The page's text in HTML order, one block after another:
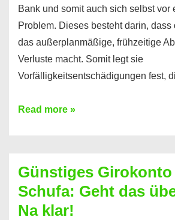
Bank und somit auch sich selbst vor
Problem. Dieses besteht darin, dass
das außerplanmäßige, frühzeitige
Verluste macht. Somit legt sie
Vorfälligkeitsentschädigungen fest,
Kredit
dabei
profitieren
–
Read more »
Günstiges
Schufa: Geht das
Na klar!